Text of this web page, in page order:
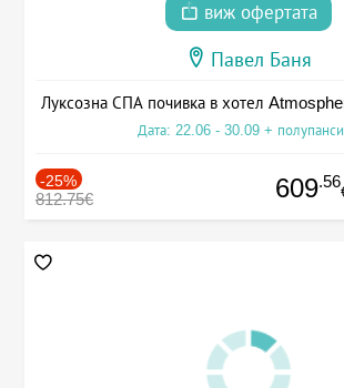
виж офертата
Павел Баня
Луксозна СПА почивка в хотел
Дата: 22.06 - 30.09 +
-25%
812.75€ 609.56